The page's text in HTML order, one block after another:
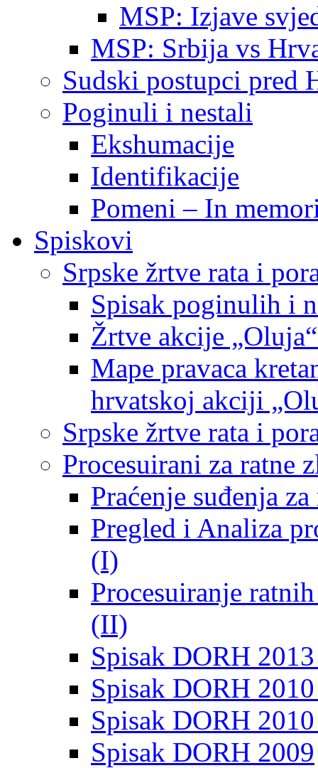
MSP: Izjave
MSP: Srbija vs
Sudski postupci pred
Poginuli i nestali
Ekshumacije
Identifikacije
Pomeni – In
Spiskovi
Srpske žrtve rata i
Spisak poginulih i
Žrtve akcije
Mape pravaca
hrvatskoj akciji
Srpske žrtve rata i
Procesuirani za ratne
Praćenje suđenja
Pregled i Analiza
(I)
Procesuiranje
(II)
Spisak DORH
Spisak DORH
Spisak DORH
Spisak DORH 2009